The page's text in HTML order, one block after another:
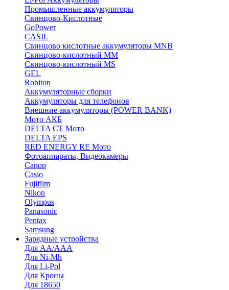
Промышленные аккумуляторы
Свинцово-Кислотные
GoPower
CASIL
Свинцово кислотные аккумуляторы MNB
Cвинцово-кислотный MM
Cвинцово-кислотный MS
GEL
Robiton
Аккумуляторные сборки
Аккумуляторы для телефонов
Внешние аккумуляторы (POWER BANK)
Мото АКБ
DELTA CT Мото
DELTA EPS
RED ENERGY RE Мото
Фотоаппараты, Видеокамеры
Canon
Casio
Fujifilm
Nikon
Olympus
Panasonic
Pentax
Samsung
Зарядные устройства
Для AA/AAA
Для Ni-Mh
Для Li-Pol
Для Кроны
Для 18650